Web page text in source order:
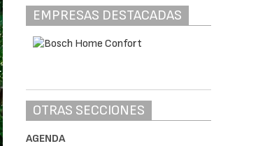
EMPRESAS DESTACADAS
OTRAS SECCIONES
AGENDA